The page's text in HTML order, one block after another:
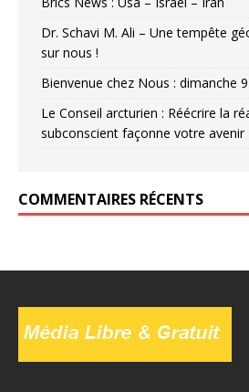
Dr. Schavi M. Ali – Une tempête
sur nous !
Bienvenue chez Nous : dimanche
Le Conseil arcturien : Réécrire la
subconscient façonne votre avenir
COMMENTAIRES RÉCENTS